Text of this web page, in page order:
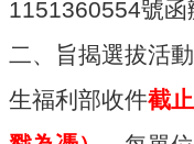
志
工
隊
1151360554號函
二、旨揭選拔活
生福利部收件截